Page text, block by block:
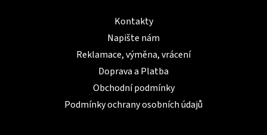
Kontakty
Napište nám
Reklamace, výměna, vrácení
Doprava a Platba
Obchodní podmínky
Podmínky ochrany osobních údajů